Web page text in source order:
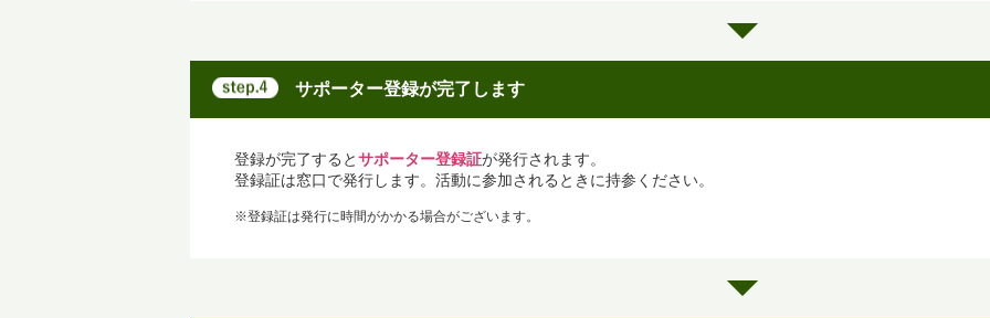
サポーター登録が完了します
登録が完了するとサポーター登録証が発行されます。
登録証は窓口で発行します。活動に参加されるときに持参ください。
※登録証は発行に時間がかかる場合がございます。